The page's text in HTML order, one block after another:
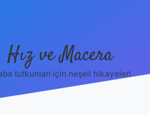
Hız ve Macera
tutkunları için neşeli hikayeler!